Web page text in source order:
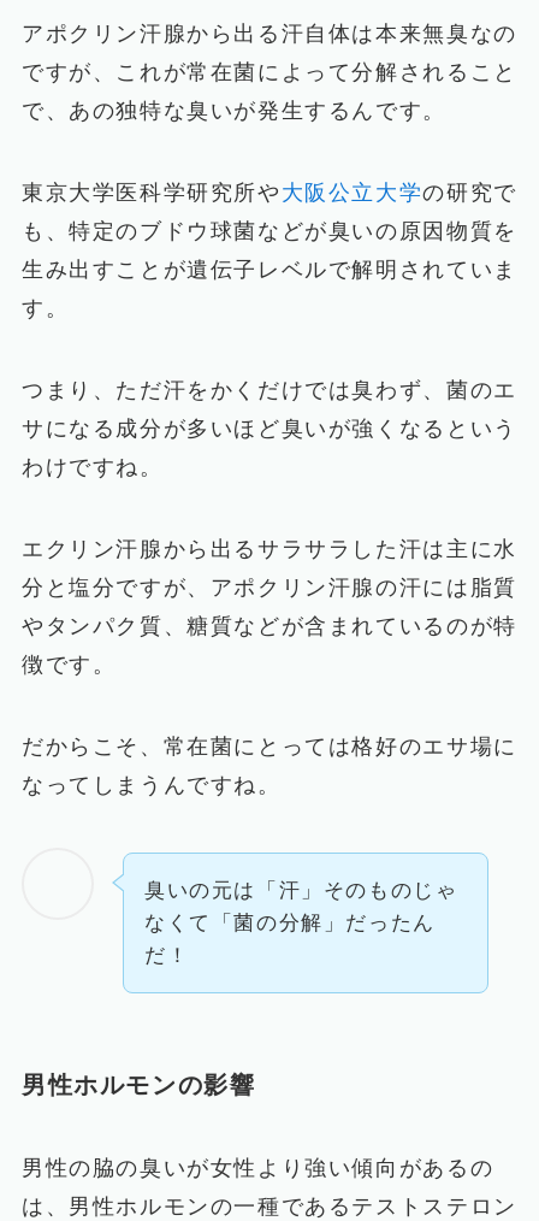
アポクリン汗腺から出る汗自体は本来無臭なの
ですが、これが常在菌によって分解されること
で、あの独特な臭いが発生するんです。
東京大学医科学研究所や 大阪公立大学の研究で
も、特定のブドウ球菌などが臭いの原因物質を
生み出すことが遺伝子レベルで解明されていま
す。
つまり、ただ汗をかくだけでは臭わず、菌のエ
サになる成分が多いほど臭いが強くなるという
わけですね。
エクリン汗腺から出るサラサラした汗は主に水
分と塩分ですが、アポクリン汗腺の汗には脂質
やタンパク質、糖質などが含まれているのが特
徴です。
だからこそ、常在菌にとっては格好のエサ場に
なってしまうんですね。
臭いの元は「汗」そのものじゃ
なくて「菌の分解」だったん
だ！
男性ホルモンの影響
男性の脇の臭いが女性より強い傾向があるの
は、男性ホルモンの一種であるテストステロン